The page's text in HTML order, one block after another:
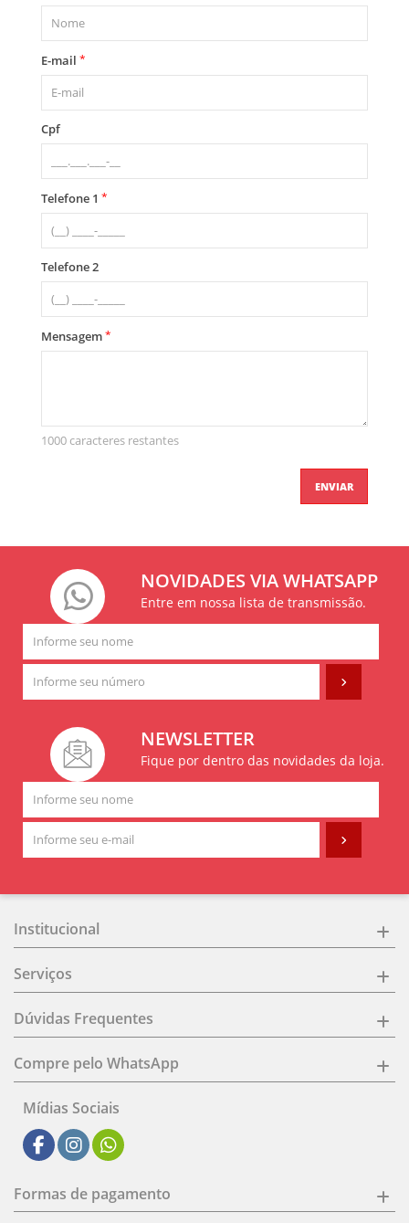
E-mail *
Cpf
Telefone 1 *
Telefone 2
Mensagem*
1000 caracteres restantes
ENVIAR
NOVIDADES VIA WHATSAPP
Entre em nossa lista de transmissão.
NEWSLETTER
Fique por dentro das novidades da loja.
Institucional
Serviços
Dúvidas Frequentes
Compre pelo WhatsApp
Mídias Sociais
Formas de pagamento